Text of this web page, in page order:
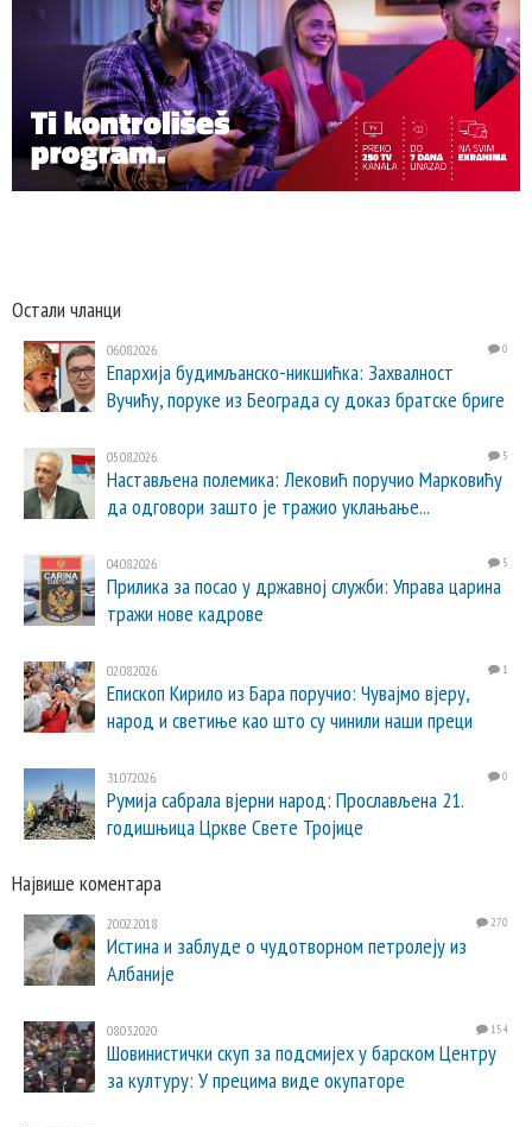
Остали чланци
06.08.2026. 0
Епархија будимљанско-никшићка: Захвалност
Вучићу, поруке из Београда су доказ братске бриге
05.08.2026. 5
Настављена полемика: Лековић поручио Марковићу
да одговори зашто је тражио уклањање...
04.08.2026. 5
Прилика за посао у државној служби: Управа царина
тражи нове кадрове
02.08.2026. 1
Епископ Кирило из Бара поручио: Чувајмо вјеру,
народ и светиње као што су чинили наши преци
31.07.2026. 0
Румија сабрала вјерни народ: Прослављена 21.
годишњица Цркве Свете Тројице
Највише коментара
20.02.2018. 270
Истина и заблуде о чудотворном петролеју из
Албаније
08.03.2020. 154
Шовинистички скуп за подсмијех у барском Центру
за културу: У прецима виде окупаторе